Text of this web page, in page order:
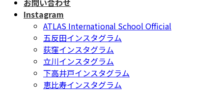
お問い合わせ
Instagram
ATLAS International School Official
五反田インスタグラム
荻窪インスタグラム
立川インスタグラム
下高井戸インスタグラム
恵比寿インスタグラム